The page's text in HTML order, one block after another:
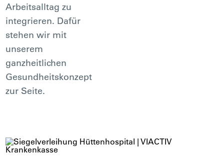
Arbeitsalltag zu
integrieren. Dafür
stehen wir mit
unserem
ganzheitlichen
Gesundheitskonzept
zur Seite.